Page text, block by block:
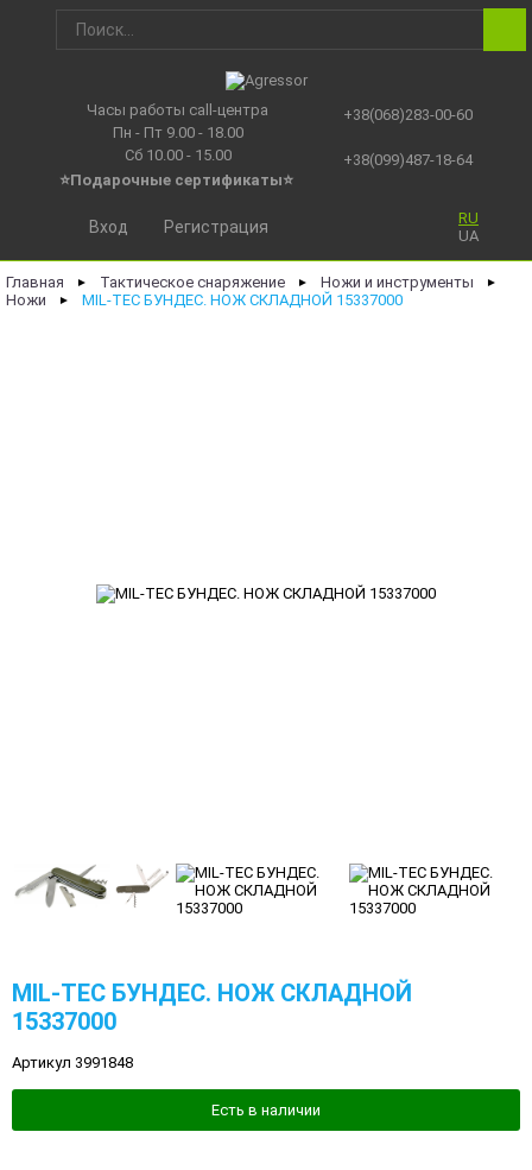
Часы работы call-центра
Пн - Пт 9.00 - 18.00
Сб 10.00 - 15.00
⭐Подарочные сертификаты⭐
+38(068)283-00-60
+38(099)487-18-64
RU
UA
Вход Регистрация
Главная ► Тактическое снаряжение ► Ножи и инструменты ►
Ножи ► MIL-TEC БУНДЕС. НОЖ СКЛАДНОЙ 15337000
MIL-TEC БУНДЕС. НОЖ СКЛАДНОЙ
15337000
Артикул 3991848
Есть в наличии